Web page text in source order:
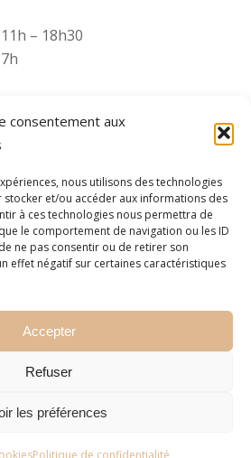
consentement aux
nous utilisons des technologies
et/ou accéder aux informations des
à ces technologies nous permettra de
le comportement de navigation ou les ID
ne pas consentir ou de retirer son
effet négatif sur certaines caractéristiques
Accepter
Refuser
les préférences
Politique de confidentialité
– 18h30
?
complémentaire (photos,
tient à votre disposition via nos
(consultez le numéro mobile
contacter !